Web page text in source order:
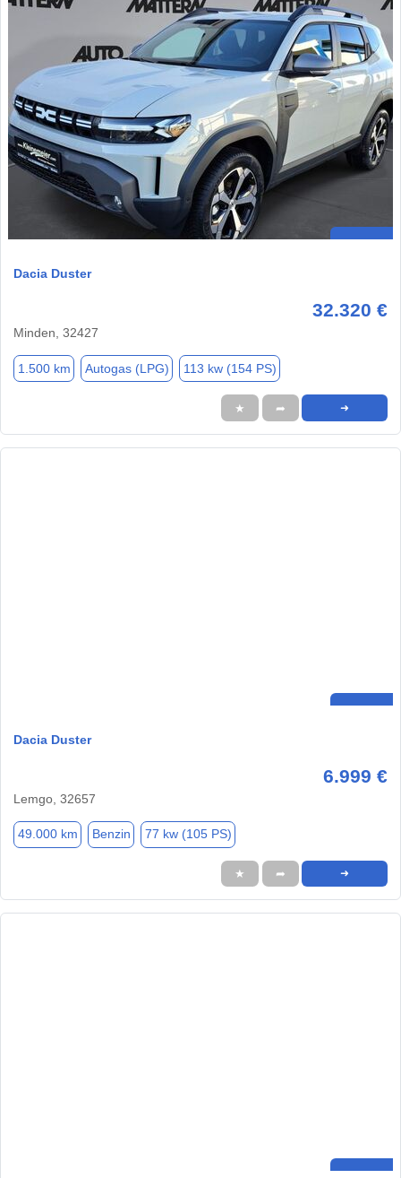
Dacia Duster
32.320 €
Minden, 32427
1.500 km Autogas (LPG) 113 kw (154 PS)
★ ➦ ➜
Dacia Duster
6.999 €
Lemgo, 32657
49.000 km Benzin 77 kw (105 PS)
★ ➦ ➜